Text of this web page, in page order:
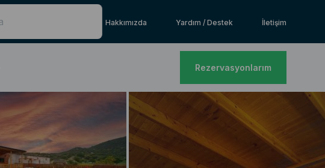
Hakkımızda
Yardım / Destek İletişim
Rezervasyonlarım